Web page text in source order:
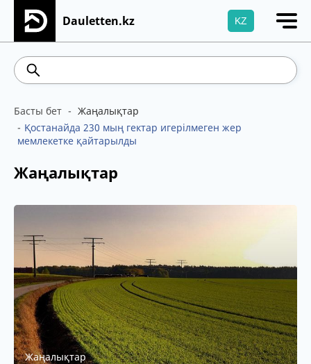
Dauletten.kz KZ
Сіздің өтінішіңіз сәтті жіберілді, Рақмет!
Басты бет
Жаңалықтар
Қостанайда 230 мың гектар игерілмеген жер
мемлекетке қайтарылды
Жаңалықтар
Жаңалықтар